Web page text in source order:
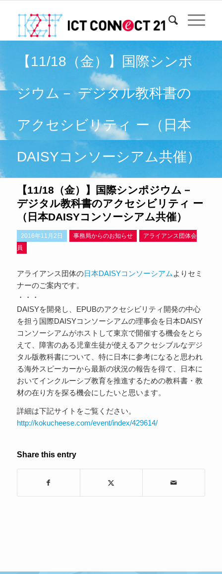
【11/18（金）】国際シンポ
ジウム－ デジタル教科書の
アクセシビリティ ー（日本
DAISYコンソーシアム共催）
【11/18（金）】国際シンポジウム－
デジタル教科書のアクセシビリティ ー
（日本DAISYコンソーシアム共催）
2016年11月2日 事務局からのお知らせ
アライアンス団体会
員
アライアンス団体の日本DAISYコンソーシアム よりセミ
ナーのご案内です。
・・・
DAISYを開発し、EPUBのアクセシビリティ開発の中心
を担う国際DAISYコンソーシアムの理事会を日本DAISY
コンソーシアムがホストして東京で開催する機会をとら
えて、障害のある児童生徒が使えるアクセシブルなデジ
タル版教科書について、特に日本に参考になると思われ
る海外スピーカーから最新の状況の報告を得て、日本に
おいてインクルーシブ教育を推進するための教科書・教
材の在り方を探る機会にしたいと思います。
詳細は下記サイトをご覧ください。
http://kokucheese.com/event/index/429614/
Share this entry